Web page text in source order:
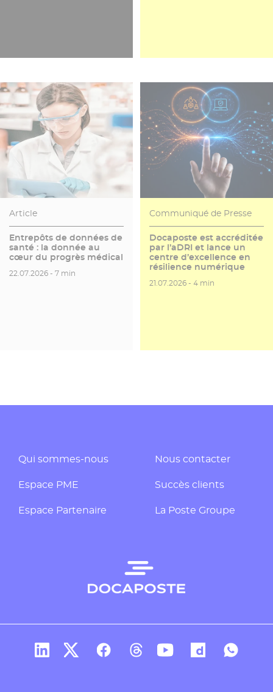
Article
Entrepôts de données de
santé : la donnée au
cœur du progrès médical
Date de publication
22.07.2026 - Temps de lecture
7 min
Communiqué de Presse
Docaposte est accréditée
par l’aDRI et lance un
centre d’excellence en
résilience numérique
Date de publication
21.07.2026 - Temps de lecture
4 min
Qui sommes-nous
Espace PME
Espace Partenaire
Nous contacter
Succès clients
La Poste Groupe
Compte Linkedin de Docaposte
Compte X de Docaposte
Compte Facebook de Docaposte
Compte Threads de
Compte Youtube de
CompteCompte